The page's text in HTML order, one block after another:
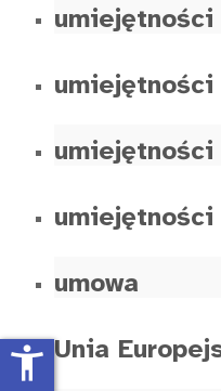
umiejętności
umiejętności
umowa
Unia
accessibility_new